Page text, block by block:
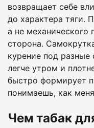
возвращает себе
до характера тяги.
а не механического
сторона.
курение под разные
легче утром и
быстро формирует
понимаешь, как
Чем табак